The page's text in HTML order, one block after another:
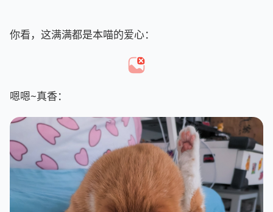
你看，这满满都是本喵的爱心：
嗯嗯~真香：